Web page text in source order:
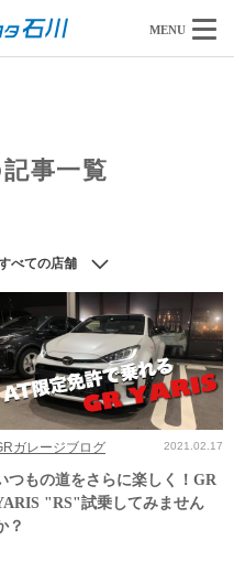
MENU
事一覧
べての店舗
ガレージブログ 2021.02.17
つもの道をさらに楽しく！GR
"RS"試乗してみません
？